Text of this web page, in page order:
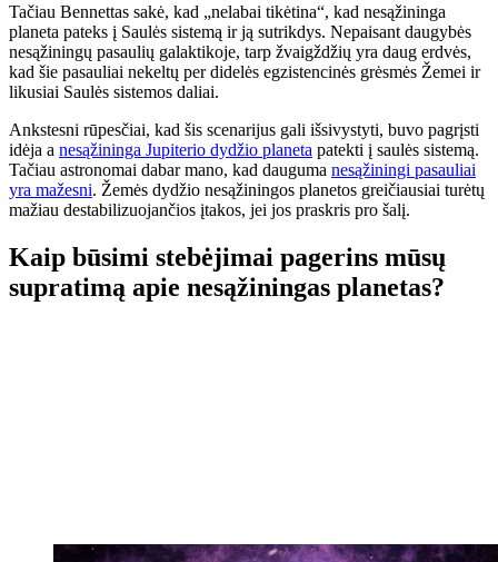
Tačiau Bennettas sakė, kad „nelabai tikėtina“, kad nesąžininga
planeta pateks į Saulės sistemą ir ją sutrikdys. Nepaisant daugybės
nesąžiningų pasaulių galaktikoje, tarp žvaigždžių yra daug erdvės,
kad šie pasauliai nekeltų per didelės egzistencinės grėsmės Žemei ir
likusiai Saulės sistemos daliai.
Ankstesni rūpesčiai, kad šis scenarijus gali išsivystyti, buvo pagrįsti
idėja a nesąžininga Jupiterio dydžio planeta patekti į saulės sistemą.
Tačiau astronomai dabar mano, kad dauguma nesąžiningi pasauliai
yra mažesni. Žemės dydžio nesąžiningos planetos greičiausiai turėtų
mažiau destabilizuojančios įtakos, jei jos praskris pro šalį.
Kaip būsimi stebėjimai pagerins mūsų
supratimą apie nesąžiningas planetas?